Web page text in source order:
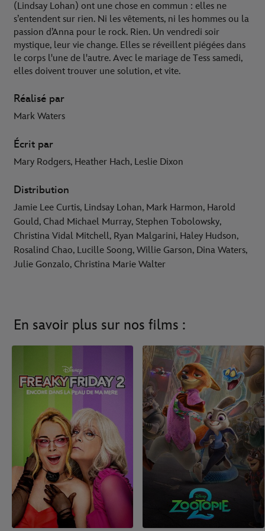
(Lindsay Lohan) ont une chose en commun : elles ne
s’entendent sur rien. Ni les vêtements, ni les hommes ou la
passion d’Anna pour le rock. Rien. Un vendredi soir
mystique, leur vie change. Elles se réveillent piégées dans
le corps l'une de l'autre. Avec le mariage de Tess samedi,
elles doivent trouver une solution, et vite.
Réalisé par
Mark Waters
Écrit par
Mary Rodgers, Heather Hach, Leslie Dixon
Distribution
Jamie Lee Curtis, Lindsay Lohan, Mark Harmon, Harold
Gould, Chad Michael Murray, Stephen Tobolowsky,
Christina Vidal Mitchell, Ryan Malgarini, Haley Hudson,
Rosalind Chao, Lucille Soong, Willie Garson, Dina Waters,
Julie Gonzalo, Christina Marie Walter
En savoir plus sur nos films :